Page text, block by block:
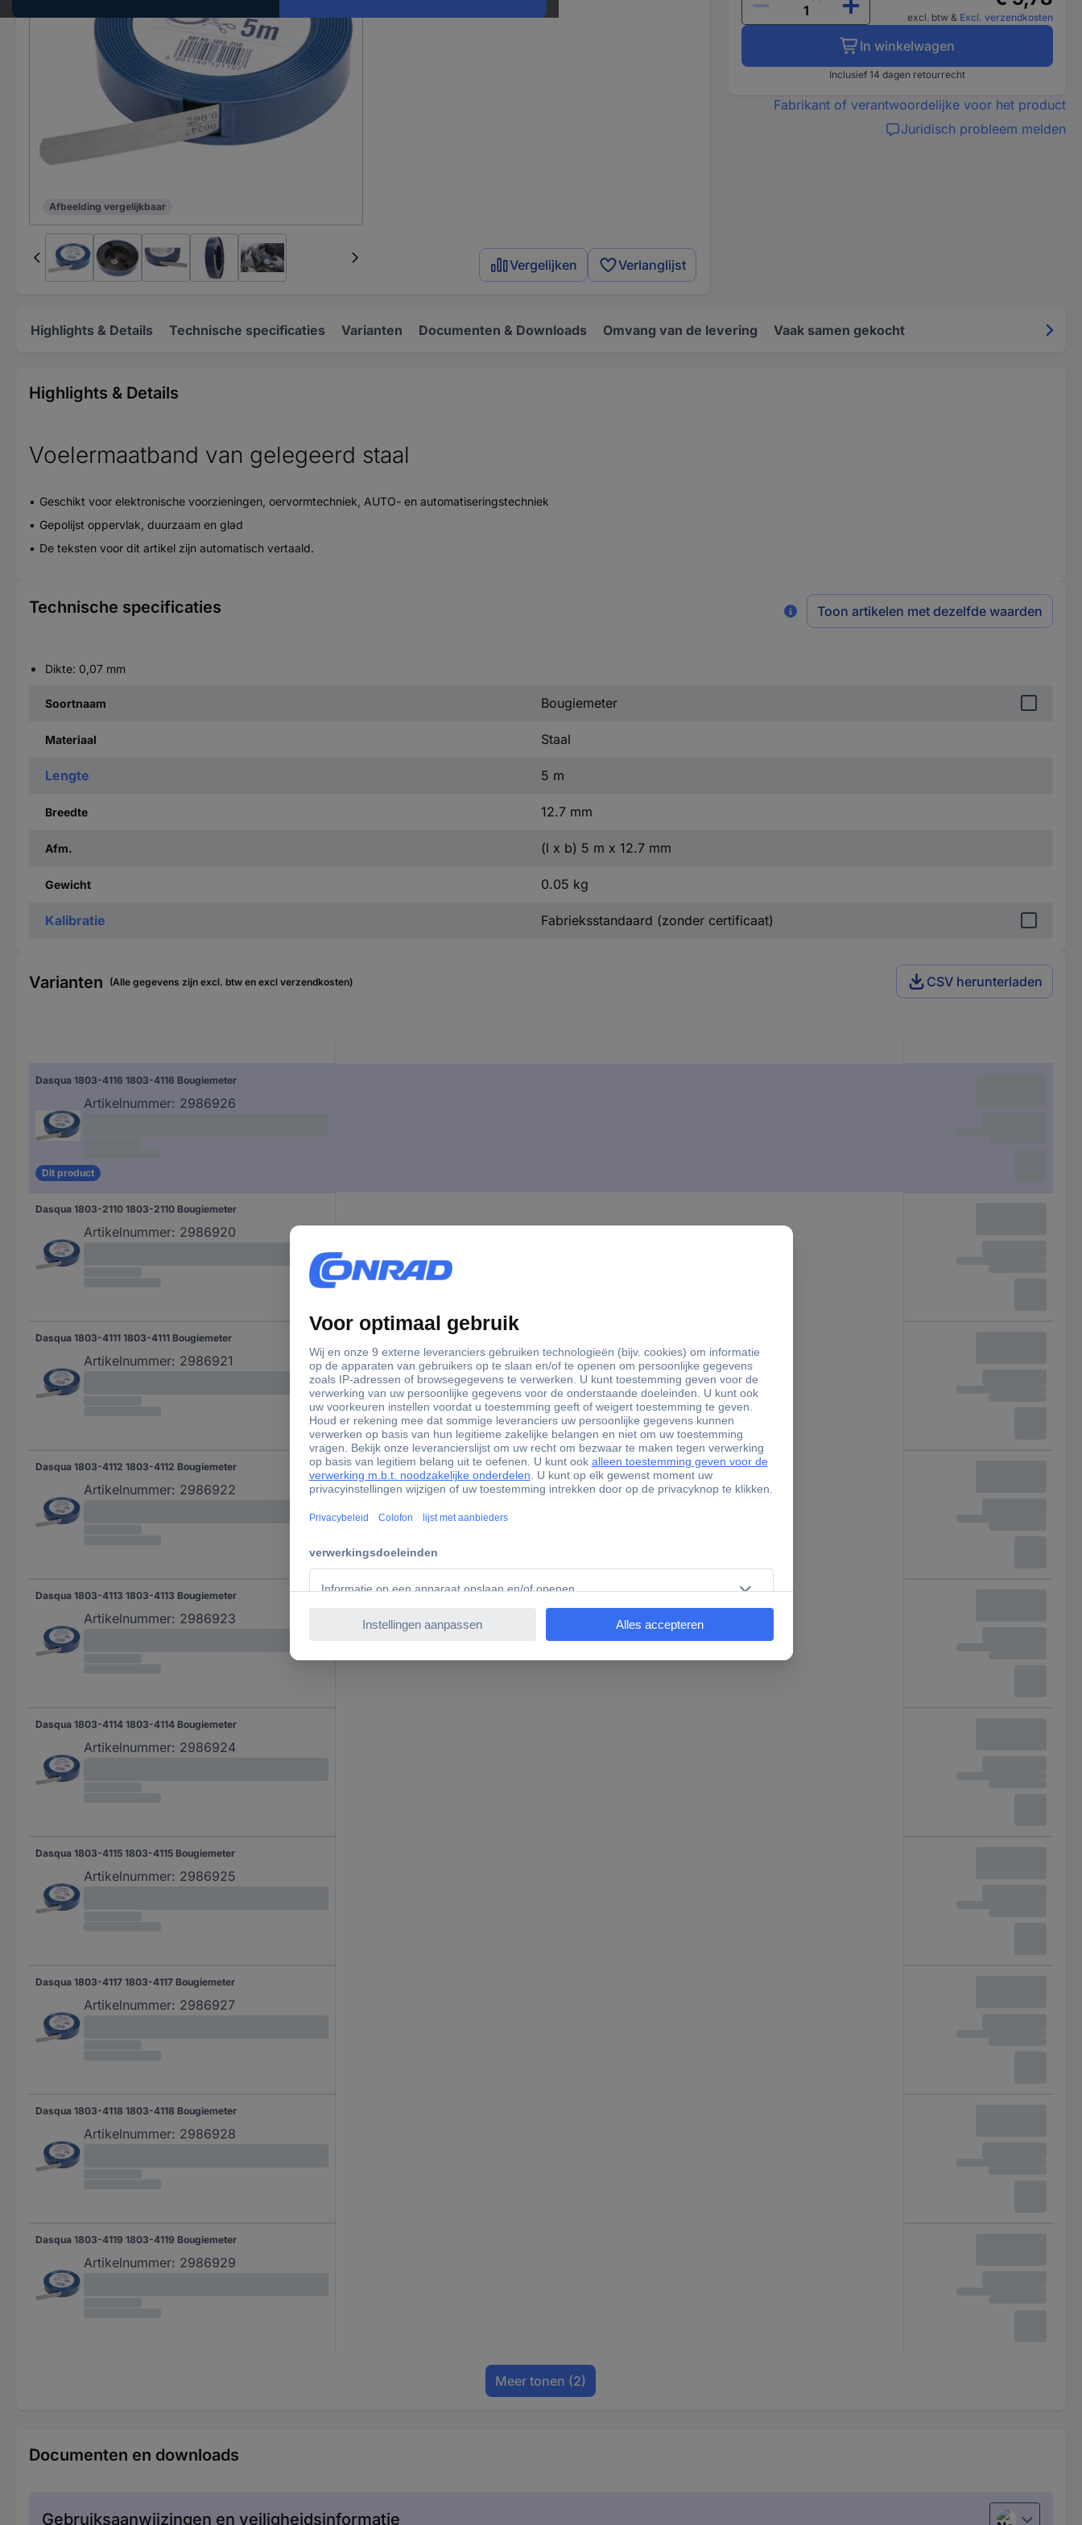
Afbeelding vergelijkbaar
Vergelijken Verlanglijst
excl. btw & Excl. verzendkosten
In winkelwagen
Inclusief 14 dagen retourrecht
Fabrikant of verantwoordelijke voor het product
Juridisch probleem melden
Highlights & Details Technische specificaties Varianten Documenten & Downloads Omvang van de levering Vaak samen gekocht
Highlights & Details
Voelermaatband van gelegeerd staal
Geschikt voor elektronische voorzieningen, oervormtechniek, AUTO- en automatiseringstechniek
Gepolijst oppervlak, duurzaam en glad
De teksten voor dit artikel zijn automatisch vertaald.
Technische specificaties Toon artikelen met dezelfde waarden
Dikte: 0,07 mm
Soortnaam Bougiemeter
Materiaal Staal
Lengte 5 m
Breedte 12.7 mm
Afm. (l x b) 5 m x 12.7 mm
Gewicht 0.05 kg
Kalibratie Fabrieksstandaard (zonder certificaat)
Varianten (Alle gegevens zijn excl. btw en excl verzendkosten) CSV herunterladen
Dasqua 1803-4116 1803-4116 Bougiemeter
Artikelnummer: 2986926
Dit product
Dasqua 1803-2110 1803-2110 Bougiemeter
Artikelnummer: 2986920
Dasqua 1803-4111 1803-4111 Bougiemeter
Artikelnummer: 2986921
Dasqua 1803-4112 1803-4112 Bougiemeter
Artikelnummer: 2986922
Dasqua 1803-4113 1803-4113 Bougiemeter
Artikelnummer: 2986923
Dasqua 1803-4114 1803-4114 Bougiemeter
Artikelnummer: 2986924
Dasqua 1803-4115 1803-4115 Bougiemeter
Artikelnummer: 2986925
Dasqua 1803-4117 1803-4117 Bougiemeter
Artikelnummer: 2986927
Dasqua 1803-4118 1803-4118 Bougiemeter
Artikelnummer: 2986928
Dasqua 1803-4119 1803-4119 Bougiemeter
Artikelnummer: 2986929
Meer tonen (2)
Documenten en downloads
Gebruiksaanwijzingen en veiligheidsinformatie